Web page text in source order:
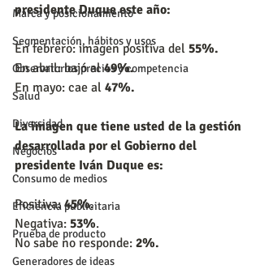
Marca y posicionamiento
Segmentación, hábitos y usos
Observatorios precios y competencia
Salud
Diversidad
Negocios
Consumo de medios
Eficiencia publicitaria
Prueba de producto
Generadores de ideas
presidente Duque este año:
En febrero: imagen positiva del 55%.
En abril: bajó al 49%.
En mayo: cae al 47%.
La imagen que tiene usted de la gestión
desarrollada por el Gobierno del
presidente Iván Duque es:
Positiva: 45%.
Negativa: 53%.
No sabe no responde: 2%.